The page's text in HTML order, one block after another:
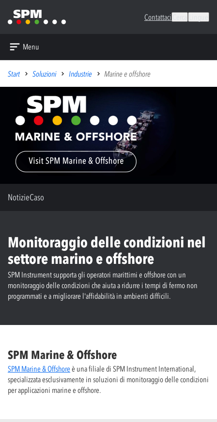
Contattaci
Menu
Start Soluzioni Industrie Marine e offshore
NotizieCaso
Monitoraggio delle condizioni nel
settore marino e offshore
SPM Instrument supporta gli operatori marittimi e offshore con un
monitoraggio delle condizioni che aiuta a ridurre i tempi di fermo non
programmati e a migliorare l'affidabilità in ambienti difficili.
SPM Marine & Offshore
SPM Marine & Offshore è una filiale di SPM Instrument International,
specializzata esclusivamente in soluzioni di monitoraggio delle condizioni
per applicazioni marine e offshore.